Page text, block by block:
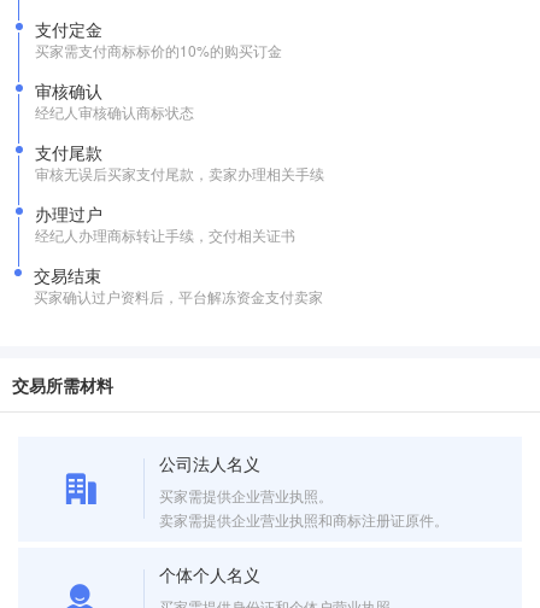
支付定金
买家需支付商标标价的10%的购买订金
审核确认
经纪人审核确认商标状态
支付尾款
审核无误后买家支付尾款，卖家办理相关手续
办理过户
经纪人办理商标转让手续，交付相关证书
交易结束
买家确认过户资料后，平台解冻资金支付卖家
交易所需材料
公司法人名义
买家需提供企业营业执照。
卖家需提供企业营业执照和商标注册证原件。
个体个人名义